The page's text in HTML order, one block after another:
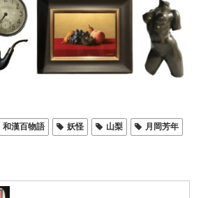
和漢百物語 妖怪 山梨
月岡芳年